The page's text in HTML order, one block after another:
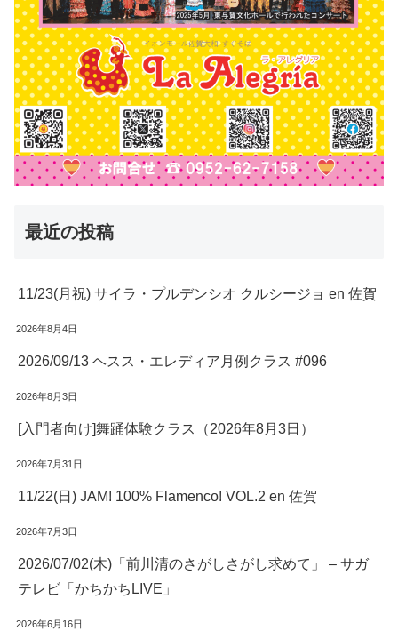
最近の投稿
11/23(月祝) サイラ・プルデンシオ クルシージョ en 佐賀
2026年8月4日
2026/09/13 ヘスス・エレディア月例クラス #096
2026年8月3日
[入門者向け]舞踊体験クラス（2026年8月3日）
2026年7月31日
11/22(日) JAM! 100% Flamenco! VOL.2 en 佐賀
2026年7月3日
2026/07/02(木)「前川清のさがしさがし求めて」 – サガ
テレビ「かちかちLIVE」
2026年6月16日